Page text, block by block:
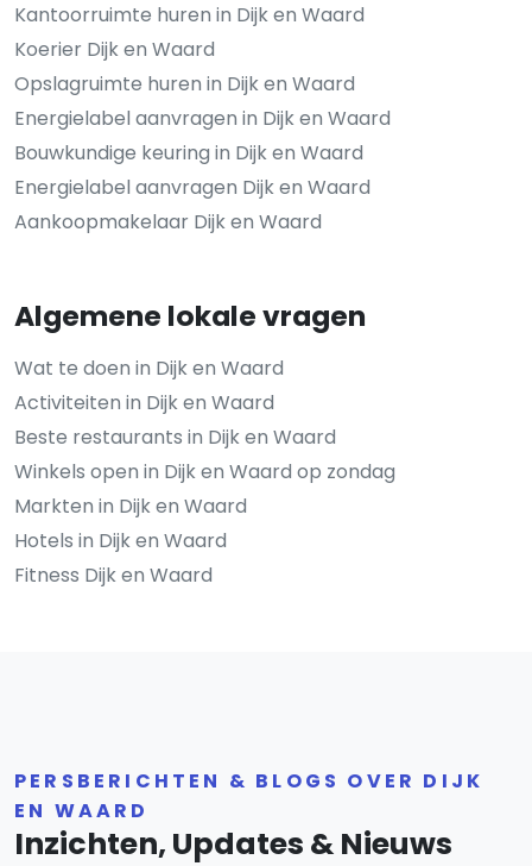
Kantoorruimte huren in Dijk en Waard
Koerier Dijk en Waard
Opslagruimte huren in Dijk en Waard
Energielabel aanvragen in Dijk en Waard
Bouwkundige keuring in Dijk en Waard
Energielabel aanvragen Dijk en Waard
Aankoopmakelaar Dijk en Waard
Algemene lokale vragen
Wat te doen in Dijk en Waard
Activiteiten in Dijk en Waard
Beste restaurants in Dijk en Waard
Winkels open in Dijk en Waard op zondag
Markten in Dijk en Waard
Hotels in Dijk en Waard
Fitness Dijk en Waard
PERSBERICHTEN & BLOGS OVER DIJK
EN WAARD
Inzichten, Updates & Nieuws